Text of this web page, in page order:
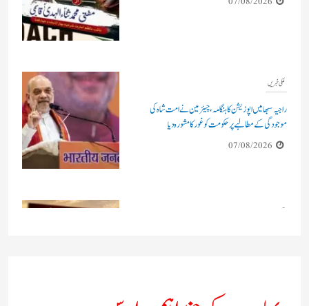
تجزیہ و تنقید
کانوڑ یاترا امن،قانون اور شہری حقوق کا سالانہ امتحان
06/08/2026
تجزیہ و تنقید